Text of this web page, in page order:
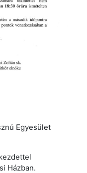
Egyesület
Házban.